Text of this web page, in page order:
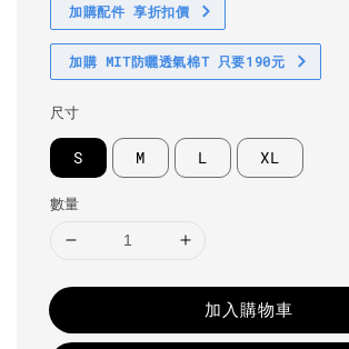
加購配件 享折扣價
加購 MIT防曬透氣棉T 只要190元
尺寸
S M L XL
數量
加入購物車